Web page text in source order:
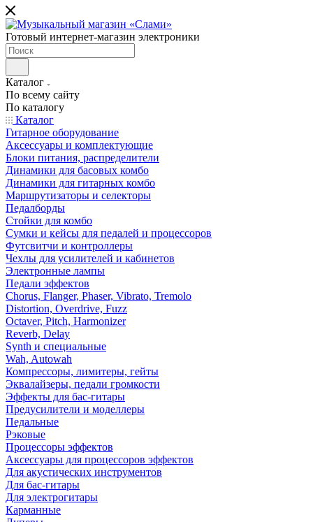
Готовый интернет-магазин электроники
Каталог
По всему сайту
По каталогу
Каталог
Гитарное оборудование
Аксессуары и комплектующие
Блоки питания, распределители
Динамики для басовых комбо
Динамики для гитарных комбо
Маршрутизаторы и селекторы
Педалборды
Стойки для комбо
Сумки и кейсы для педалей и процессоров
Футсвитчи и контроллеры
Чехлы для усилителей и кабинетов
Электронные лампы
Педали эффектов
Chorus, Flanger, Phaser, Vibrato, Tremolo
Distortion, Overdrive, Fuzz
Octaver, Pitch, Harmonizer
Reverb, Delay
Synth и специальные
Wah, Autowah
Компрессоры, лимитеры, гейты
Эквалайзеры, педали громкости
Эффекты для бас-гитары
Предусилители и моделлеры
Педальные
Рэковые
Процессоры эффектов
Аксессуары для процессоров эффектов
Для акустических инструментов
Для бас-гитары
Для электрогитары
Карманные